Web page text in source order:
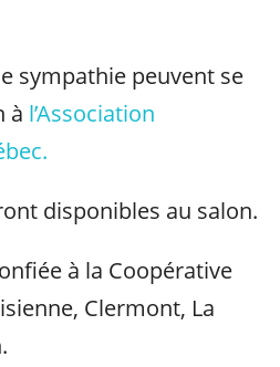
sympathie peuvent se
à l’Association
disponibles au salon.
à la Coopérative
Clermont, La